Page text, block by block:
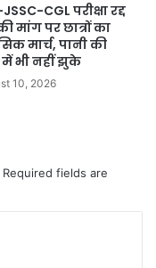
CGL परीक्षा रद्द
मांग पर छात्रों का
मार्च, पानी की
में भी नहीं झुके
10, 2026
Required fields are